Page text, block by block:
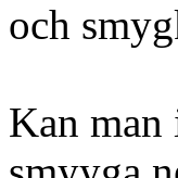
och
Kan man